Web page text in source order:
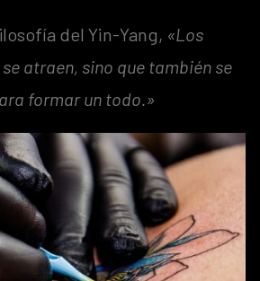
del Yin-Yang, «Los
atraen, sino que también se
formar un todo.»